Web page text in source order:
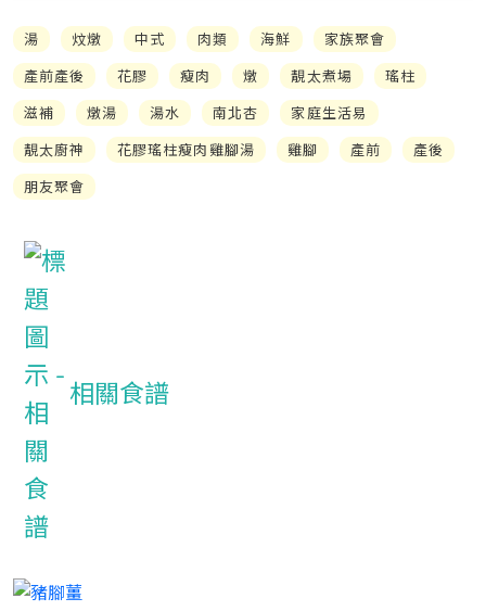
湯 炆燉 中式 肉類 海鮮
家族聚會
產前產後
花膠 瘦肉 燉 靚太煮場
瑤柱
滋補
燉湯 湯水 南北杏
家庭生活易
靚太廚神
花膠瑤柱瘦肉雞腳湯 雞腳 產前
產後
朋友聚會
相關食譜